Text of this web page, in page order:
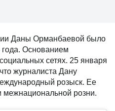
Даны Орманбаевой было
Основанием
сетях. 25 января
журналиста Дану
розыск. Ее
межнациональной розни.